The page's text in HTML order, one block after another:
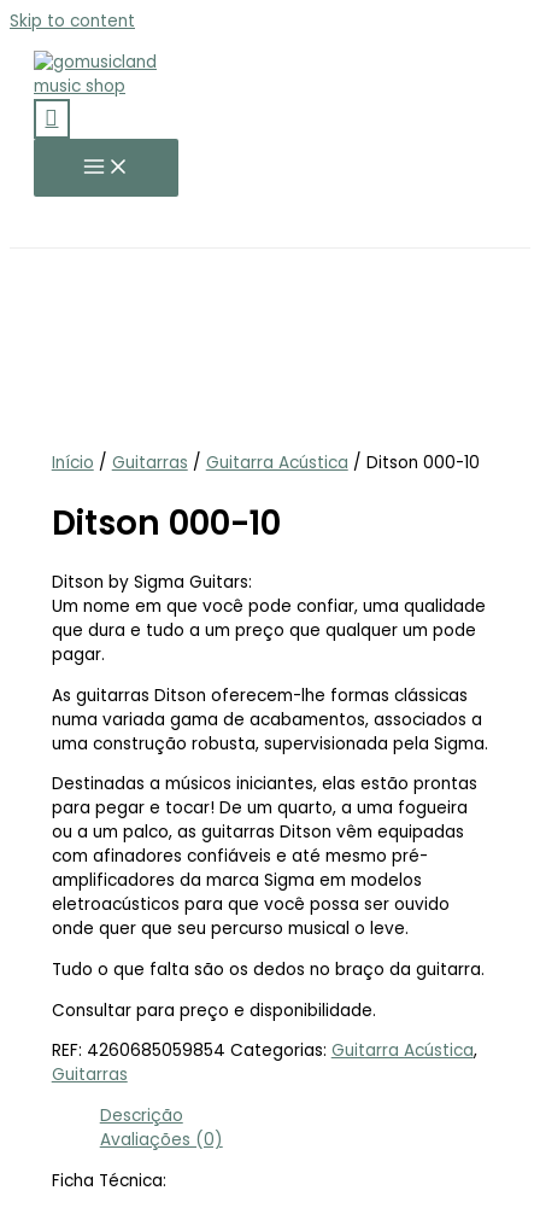
Skip to content
Início / Guitarras / Guitarra Acústica / Ditson 000-10
Ditson 000-10
Ditson by Sigma Guitars:
Um nome em que você pode confiar, uma qualidade
que dura e tudo a um preço que qualquer um pode
pagar.
As guitarras Ditson oferecem-lhe formas clássicas
numa variada gama de acabamentos, associados a
uma construção robusta, supervisionada pela Sigma.
Destinadas a músicos iniciantes, elas estão prontas
para pegar e tocar! De um quarto, a uma fogueira
ou a um palco, as guitarras Ditson vêm equipadas
com afinadores confiáveis e até mesmo pré-
amplificadores da marca Sigma em modelos
eletroacústicos para que você possa ser ouvido
onde quer que seu percurso musical o leve.
Tudo o que falta são os dedos no braço da guitarra.
Consultar para preço e disponibilidade.
REF: 4260685059854 Categorias: Guitarra Acústica,
Guitarras
Descrição
Avaliações (0)
Ficha Técnica: